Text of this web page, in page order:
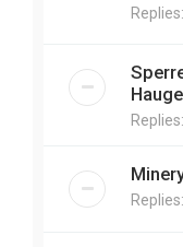
Replies:
Replies:
Replies: